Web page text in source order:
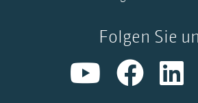
Folgen Sie